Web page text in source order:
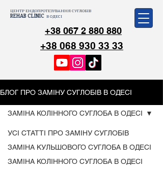
ЦЕНТР ЕНДОПРОТЕЗУВАННЯ СУГЛОБІВ
REHAB CLINIC В ОДЕСІ
+38 067 2 880 880
+38 068 930 33 33
БЛОГ ПРО ЗАМІНУ СУГЛОБІВ В ОДЕСІ
УСІ СТАТТІ ПРО ЗАМІНУ СУГЛОБІВ
ЗАМІНА КУЛЬШОВОГО СУГЛОБА В ОДЕСІ
ЗАМІНА КОЛІННОГО СУГЛОБА В ОДЕСІ
ЗАМІНА КОЛІННОГО СУГЛОБА В ОДЕСІ